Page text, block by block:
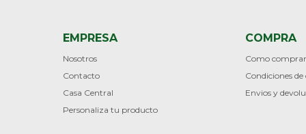
EMPRESA
Nosotros
Contacto
Casa Central
Personaliza tu producto
COMPRA
Como comprar
Condiciones
Envios y